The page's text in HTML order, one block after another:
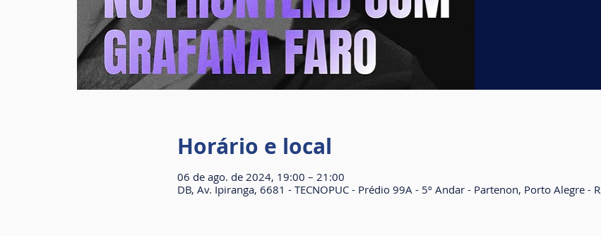
Horário e local
06 de ago. de 2024, 19:00 – 21:00
DB, Av. Ipiranga, 6681 - TECNOPUC - Prédio 99A - 5º Andar - Partenon, Porto Alegre -